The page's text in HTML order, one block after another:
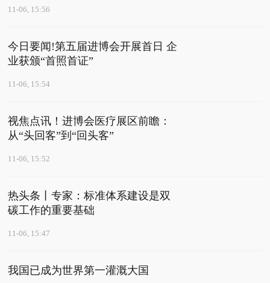
11-06, 15:56
今日要闻!第五届进博会开展首日 企
业获颁“首照首证”
11-06, 15:54
视焦点讯！进博会医疗展区前瞻：
从“头回客”到“回头客”
11-06, 15:52
热头条丨专家：标准体系建设是双
碳工作的重要基础
11-06, 15:47
我国已成为世界第一灌溉大国